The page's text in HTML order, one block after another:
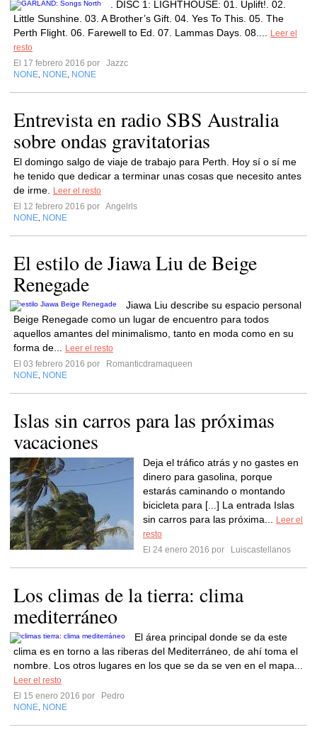
. DISC 1: LIGHTHOUSE: 01. Uplift!. 02.
Little Sunshine. 03. A Brother’s Gift. 04. Yes To This. 05. The
Perth Flight. 06. Farewell to Ed. 07. Lammas Days. 08....
Leer el
resto
El 17 febrero 2016 por
Jazzc
NONE NONE NONE
Entrevista en radio SBS Australia
sobre ondas gravitatorias
El domingo salgo de viaje de trabajo para Perth. Hoy sí o sí me
he tenido que dedicar a terminar unas cosas que necesito antes
de irme.
Leer el resto
El 12 febrero 2016 por Angelrls
NONE NONE
El estilo de Jiawa Liu de Beige
Renegade
Jiawa Liu describe su espacio personal
Beige Renegade como un lugar de encuentro para todos
aquellos amantes del minimalismo, tanto en moda como en su
forma de...
Leer el resto
El 03 febrero 2016 por
Romanticdramaqueen
NONE NONE
Islas sin carros para las próximas
vacaciones
Deja el tráfico atrás y no gastes en
dinero para gasolina, porque
estarás caminando o montando
bicicleta para [...] La entrada Islas
sin carros para las próxima...
Leer el
resto
El 24 enero 2016 por
Luiscastellanos
Los climas de la tierra: clima
mediterráneo
El área principal donde se da este
clima es en torno a las riberas del Mediterráneo, de ahí toma el
nombre. Los otros lugares en los que se da se ven en el mapa...
Leer el resto
El 15 enero 2016 por
Pedro
NONE NONE